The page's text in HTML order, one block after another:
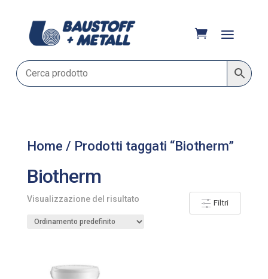
Home / Prodotti taggati “Biotherm”
Biotherm
Filtri
Visualizzazione del risultato